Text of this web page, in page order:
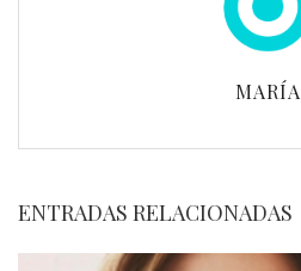
MARÍA
ENTRADAS RELACIONADAS